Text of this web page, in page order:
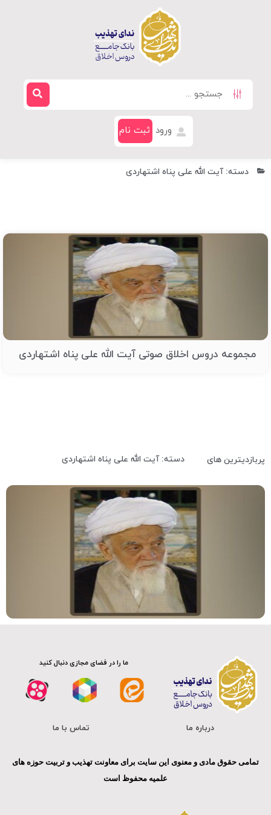
ورود ثبت نام
دسته: آیت الله علی پناه اشتهاردی
مجموعه دروس اخلاق صوتی آیت الله علی پناه اشتهاردی
پربازدیترین های دسته: آیت الله علی پناه اشتهاردی
سلسله دروس اخلاق صوت
ما را در فضای مجازی دنبال کنید
درباره ما تماس با ما
تمامی حقوق مادی و معنوی این سایت برای معاونت تهذیب و تربیت حوزه های
علمیه محفوظ است